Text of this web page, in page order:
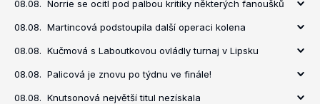
08.08. Norrie se ocitl pod palbou kritiky některých fanoušků
08.08. Martincová podstoupila další operaci kolena
08.08. Kučmová s Laboutkovou ovládly turnaj v Lipsku
08.08. Palicová je znovu po týdnu ve finále!
08.08. Knutsonová největší titul nezískala